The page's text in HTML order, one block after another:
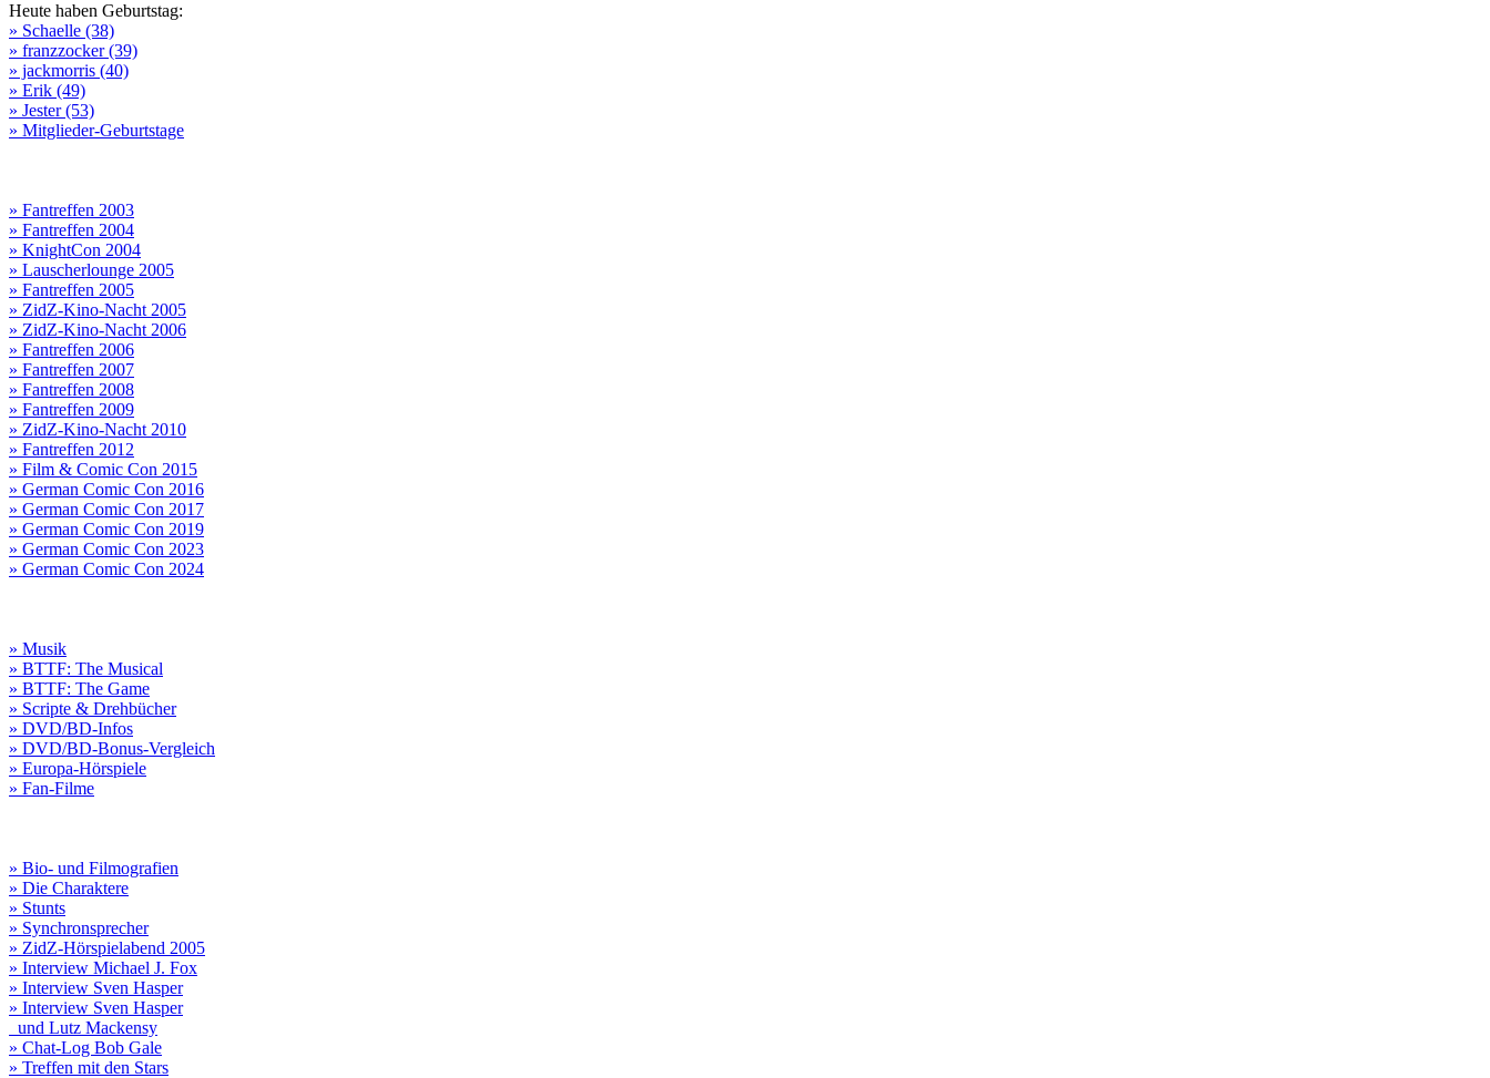
Heute haben Geburtstag:
» Schaelle (38)
» franzzocker (39)
» jackmorris (40)
» Erik (49)
» Jester (53)
» Mitglieder-Geburtstage
» Fantreffen 2003
» Fantreffen 2004
» KnightCon 2004
» Lauscherlounge 2005
» Fantreffen 2005
» ZidZ-Kino-Nacht 2005
» ZidZ-Kino-Nacht 2006
» Fantreffen 2006
» Fantreffen 2007
» Fantreffen 2008
» Fantreffen 2009
» ZidZ-Kino-Nacht 2010
» Fantreffen 2012
» Film & Comic Con 2015
» German Comic Con 2016
» German Comic Con 2017
» German Comic Con 2019
» German Comic Con 2023
» German Comic Con 2024
» Musik
» BTTF: The Musical
» BTTF: The Game
» Scripte & Drehbücher
» DVD/BD-Infos
» DVD/BD-Bonus-Vergleich
» Europa-Hörspiele
» Fan-Filme
» Bio- und Filmografien
» Die Charaktere
» Stunts
» Synchronsprecher
» ZidZ-Hörspielabend 2005
» Interview Michael J. Fox
» Interview Sven Hasper
» Interview Sven Hasper
und Lutz Mackensy
» Chat-Log Bob Gale
» Treffen mit den Stars